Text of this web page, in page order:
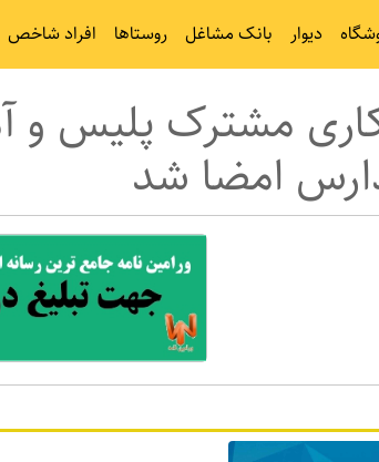
دیوار بانک مشاغل روستاها افراد شاخص
مشترک پلیس و
امضا شد